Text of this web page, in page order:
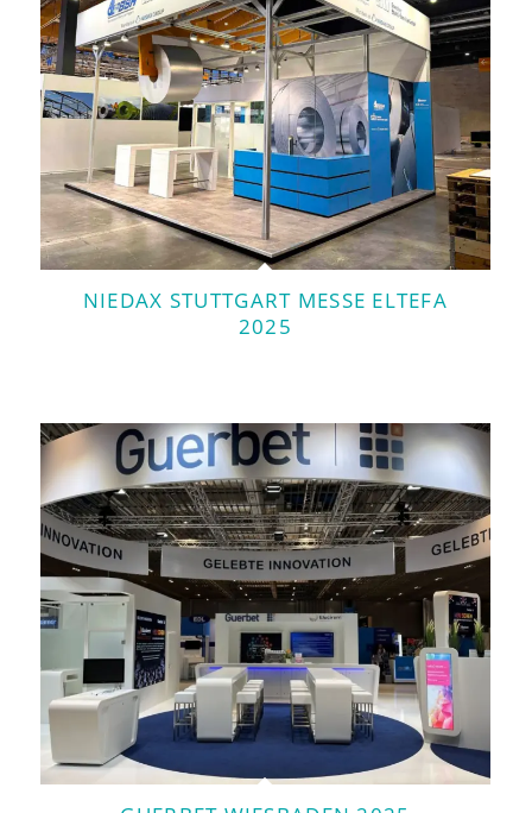
NIEDAX STUTTGART MESSE ELTEFA
2025